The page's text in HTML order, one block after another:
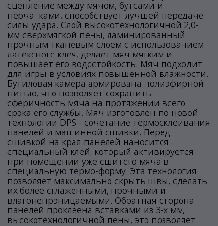
сцепление между мячом, бутсами и
перчатками, способствует лучшей передаче
силы удара. Слой высокотехнологичной 2,0-
мм сверхмягкой пены, ламинированный
прочным тканевым слоем с использованием
латексного клея, делает мяч мягким и
повышает его водостойкость. Мяч подходит
для игры в условиях повышенной влажности.
Бутиловая камера армирована полиэфирной
нитью, что позволяет сохранить
сферичность мяча на протяжении всего
срока его службы. Мяч изготовлен по новой
технологии DPS - сочетание термосклеивания
панелей и машинной сшивки. Перед
сшивкой на края панелей наносится
специальный клей, который активируется
при помещении уже сшитого мяча в
специальную термо-форму. Эта технология
позволяет максимально скрыть швы, сделать
их более сглаженными, прочными и
влагонепроницаемыми. Обратная сторона
панелей проклеена вставками из 3-х мм,
высокотехнологичной пены, это позволяет